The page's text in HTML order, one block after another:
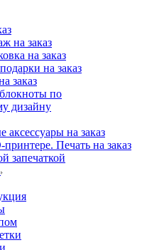
на заказ
на заказ
на заказ
заказ
по
дизайну
на заказ
Печать на заказ
запечаткой